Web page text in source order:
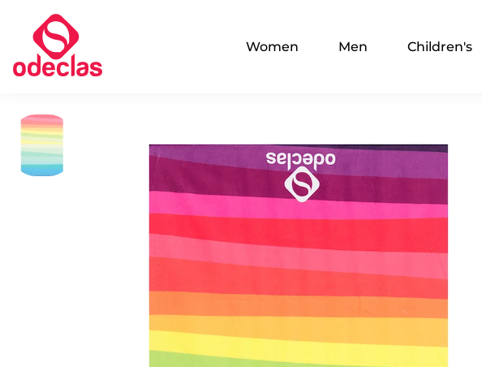
Women Men Children's